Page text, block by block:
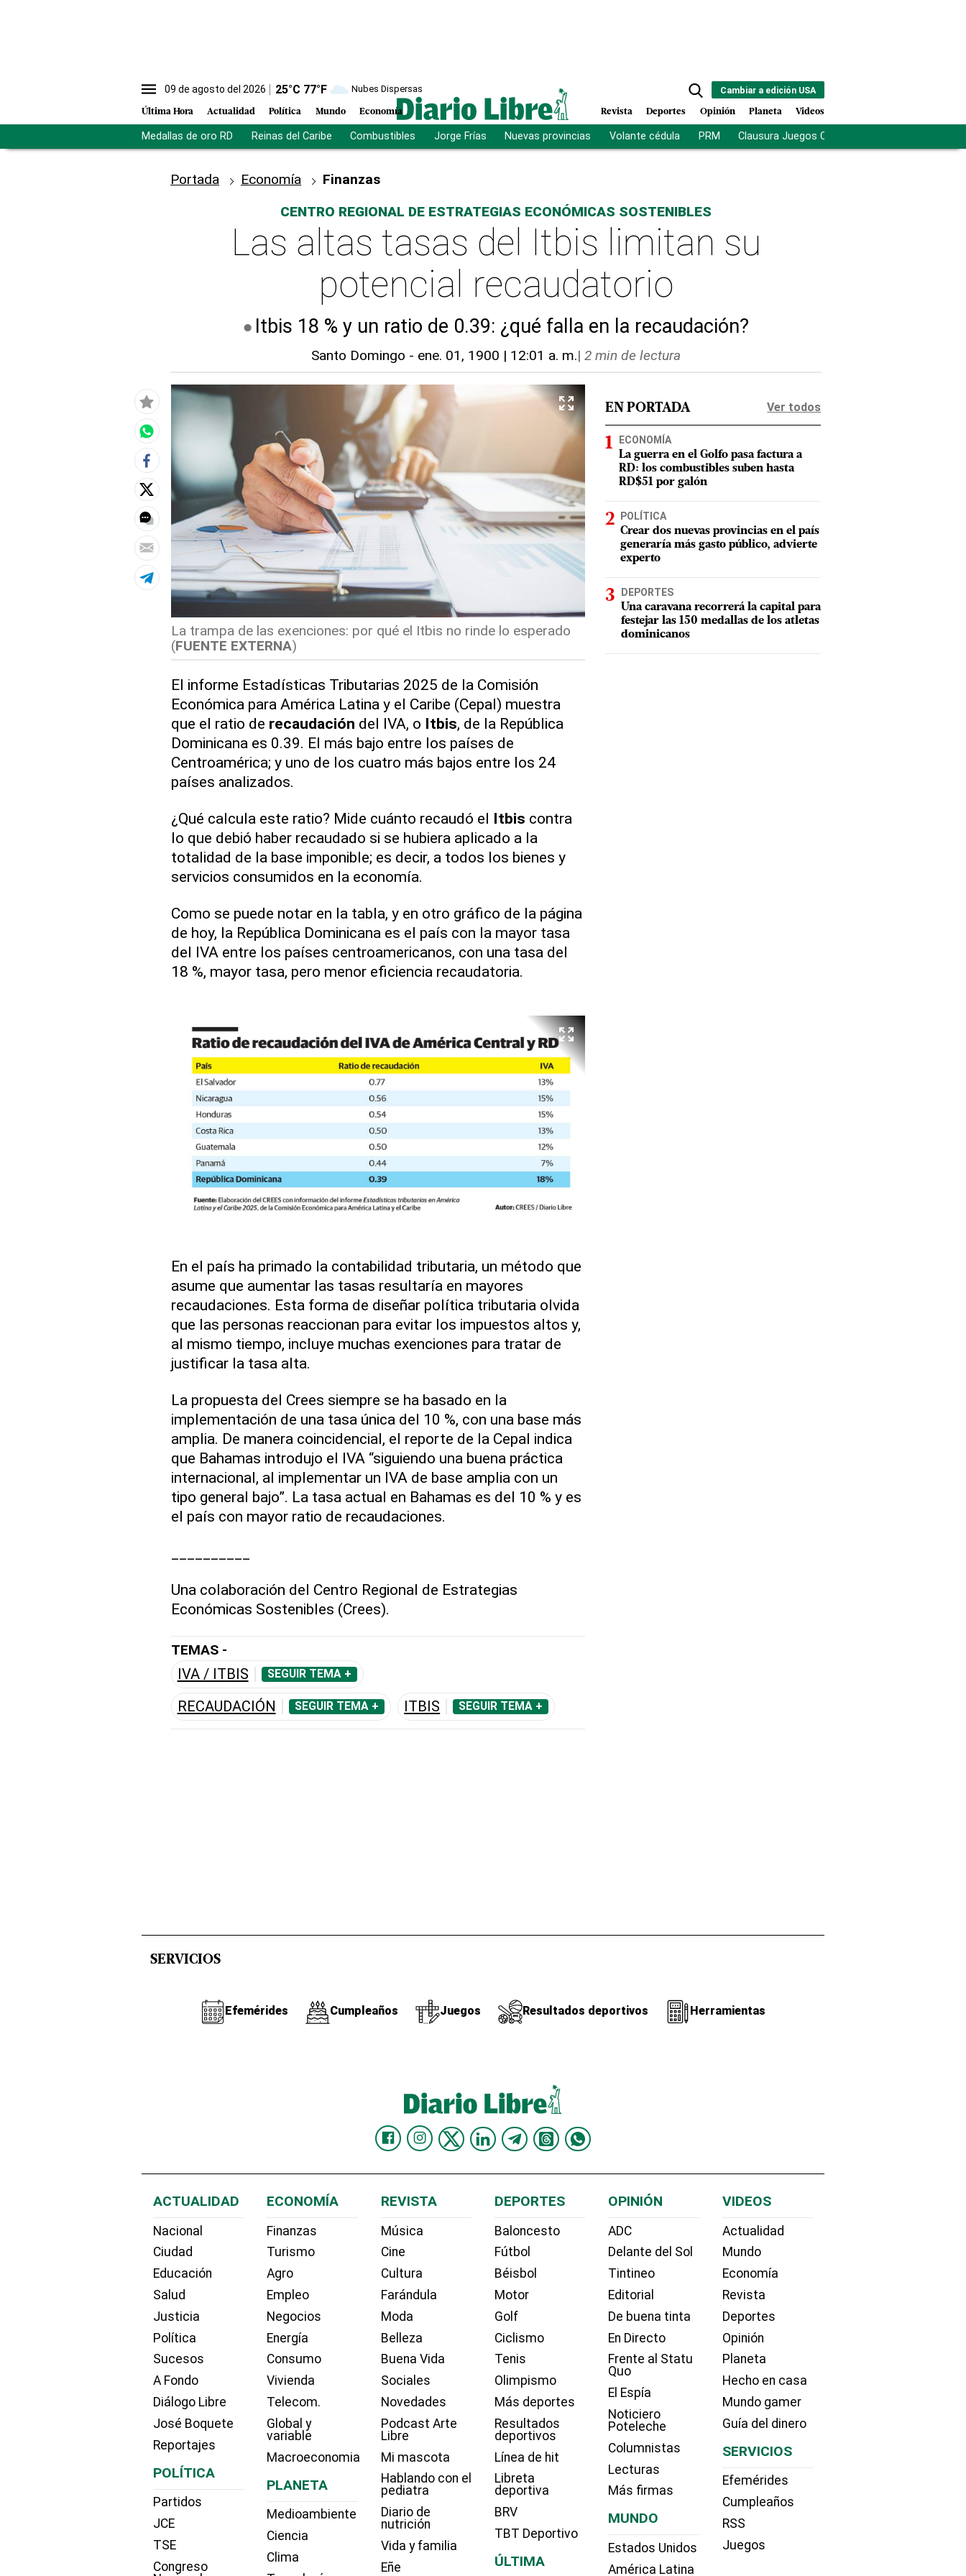
09 de agosto del 2026 25°C 77°F Nubes Dispersas
Última Hora Actualidad Política Mundo Economía
Cambiar a edición USA
Revista Deportes Opinión Planeta Videos
Medallas de oro RD Reinas del Caribe Combustibles Jorge Frías Nuevas provincias Volante cédula PRM Clausura Juegos Centroamericanos
Portada Economía
Finanzas
CENTRO REGIONAL DE ESTRATEGIAS ECONÓMICAS SOSTENIBLES
Las altas tasas del Itbis limitan su
potencial recaudatorio
Itbis 18 % y un ratio de 0.39: ¿qué falla en la recaudación?
Santo Domingo - ene. 01, 1900 | 12:01 a. m.| 2 min de lectura
La trampa de las exenciones: por qué el Itbis no rinde lo esperado
(FUENTE EXTERNA)
El informe Estadísticas Tributarias 2025 de la Comisión
Económica para América Latina y el Caribe (Cepal) muestra
que el ratio de recaudación del IVA, o Itbis, de la República
Dominicana es 0.39. El más bajo entre los países de
Centroamérica; y uno de los cuatro más bajos entre los 24
países analizados.
¿Qué calcula este ratio? Mide cuánto recaudó el Itbis contra
lo que debió haber recaudado si se hubiera aplicado a la
totalidad de la base imponible; es decir, a todos los bienes y
servicios consumidos en la economía.
Como se puede notar en la tabla, y en otro gráfico de la página
de hoy, la República Dominicana es el país con la mayor tasa
del IVA entre los países centroamericanos, con una tasa del
18 %, mayor tasa, pero menor eficiencia recaudatoria.
En el país ha primado la contabilidad tributaria, un método que
asume que aumentar las tasas resultaría en mayores
recaudaciones. Esta forma de diseñar política tributaria olvida
que las personas reaccionan para evitar los impuestos altos y,
al mismo tiempo, incluye muchas exenciones para tratar de
justificar la tasa alta.
La propuesta del Crees siempre se ha basado en la
implementación de una tasa única del 10 %, con una base más
amplia. De manera coincidencial, el reporte de la Cepal indica
que Bahamas introdujo el IVA “siguiendo una buena práctica
internacional, al implementar un IVA de base amplia con un
tipo general bajo”. La tasa actual en Bahamas es del 10 % y es
el país con mayor ratio de recaudaciones.
Una colaboración del Centro Regional de Estrategias
Económicas Sostenibles (Crees).
TEMAS -
IVA / ITBIS SEGUIR TEMA +
RECAUDACIÓN SEGUIR TEMA + ITBIS SEGUIR TEMA +
EN PORTADA Ver todos
ECONOMÍA
La guerra en el Golfo pasa factura a
RD: los combustibles suben hasta
RD$51 por galón
POLÍTICA
Crear dos nuevas provincias en el país
generaría más gasto público, advierte
experto
DEPORTES
Una caravana recorrerá la capital para
festejar las 150 medallas de los atletas
dominicanos
SERVICIOS
Efemérides Cumpleaños Juegos Resultados deportivos Herramientas
ACTUALIDAD
Nacional
Ciudad
Educación
Salud
Justicia
Política
Sucesos
A Fondo
Diálogo Libre
José Boquete
Reportajes
POLÍTICA
Partidos
JCE
TSE
Congreso
ECONOMÍA
Finanzas
Turismo
Agro
Empleo
Negocios
Energía
Consumo
Vivienda
Telecom.
Global y
variable
Macroeconomia
PLANETA
Medioambiente
Ciencia
Clima
REVISTA
Música
Cine
Cultura
Farándula
Moda
Belleza
Buena Vida
Sociales
Novedades
Podcast Arte
Libre
Mi mascota
Hablando con el
pediatra
Diario de
nutrición
Vida y familia
Eñe
DEPORTES
Baloncesto
Fútbol
Béisbol
Motor
Golf
Ciclismo
Tenis
Olimpismo
Más deportes
Resultados
deportivos
Línea de hit
Libreta
deportiva
BRV
TBT Deportivo
ÚLTIMA
OPINIÓN
ADC
Delante del Sol
Tintineo
Editorial
De buena tinta
En Directo
Frente al Statu
Quo
El Espía
Noticiero
Poteleche
Columnistas
Lecturas
Más firmas
MUNDO
Estados Unidos
América Latina
VIDEOS
Actualidad
Mundo
Economía
Revista
Deportes
Opinión
Planeta
Hecho en casa
Mundo gamer
Guía del dinero
SERVICIOS
Efemérides
Cumpleaños
RSS
Juegos